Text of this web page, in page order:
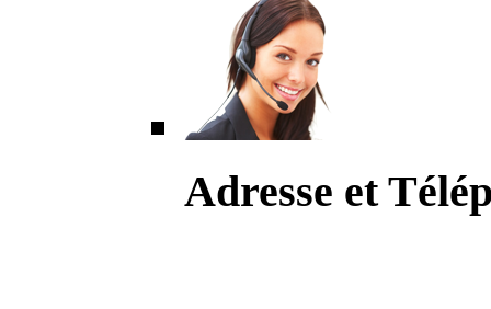
Adresse et